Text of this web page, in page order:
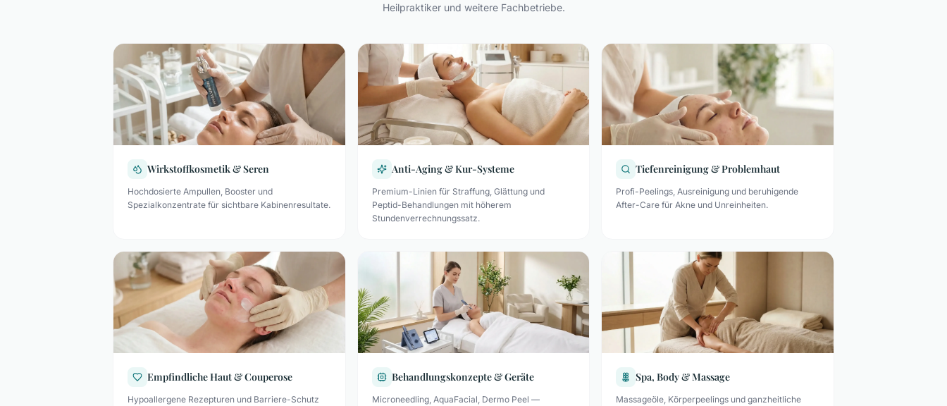
Heilpraktiker und weitere Fachbetriebe.
Wirkstoffkosmetik & Seren
Hochdosierte Ampullen, Booster und
Spezialkonzentrate für sichtbare Kabinenresultate.
Anti-Aging & Kur-Systeme
Premium-Linien für Straffung, Glättung und
Peptid-Behandlungen mit höherem
Stundenverrechnungssatz.
Tiefenreinigung & Problemhaut
Profi-Peelings, Ausreinigung und beruhigende
After-Care für Akne und Unreinheiten.
Empfindliche Haut & Couperose
Hypoallergene Rezepturen und Barriere-Schutz
Behandlungskonzepte & Geräte
Microneedling, AquaFacial, Dermo Peel —
Spa, Body & Massage
Massageöle, Körperpeelings und ganzheitliche